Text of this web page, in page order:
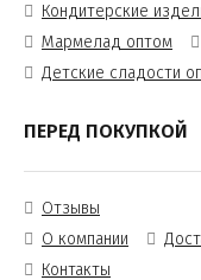
Кондитерские
Мармелад оптом
Детские сладости
ПЕРЕД ПОКУПКОЙ
Отзывы
О компании
Контакты